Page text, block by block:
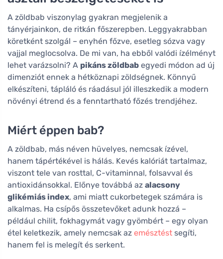
A zöldbab viszonylag gyakran megjelenik a
tányérjainkon, de ritkán főszerepben. Leggyakrabban
köretként szolgál – enyhén főzve, esetleg sózva vagy
vajjal meglocsolva. De mi van, ha ebből valódi ízélményt
lehet varázsolni? A pikáns zöldbab egyedi módon ad új
dimenziót ennek a hétköznapi zöldségnek. Könnyű
elkészíteni, tápláló és ráadásul jól illeszkedik a modern
növényi étrend és a fenntartható főzés trendjéhez.
Miért éppen bab?
A zöldbab, más néven hüvelyes, nemcsak ízével,
hanem tápértékével is hálás. Kevés kalóriát tartalmaz,
viszont tele van rosttal, C-vitaminnal, folsavval és
antioxidánsokkal. Előnye továbbá az alacsony
glikémiás index, ami miatt cukorbetegek számára is
alkalmas. Ha csípős összetevőket adunk hozzá –
például chilit, fokhagymát vagy gyömbért – egy olyan
étel keletkezik, amely nemcsak az emésztést segíti,
hanem fel is melegít és serkent.